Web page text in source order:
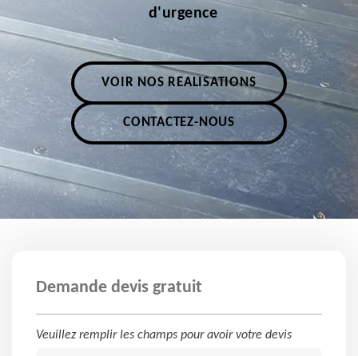
d'urgence
VOIR NOS RÉALISATIONS
CONTACTEZ-NOUS
Demande devis gratuit
Veuillez remplir les champs pour avoir votre devis